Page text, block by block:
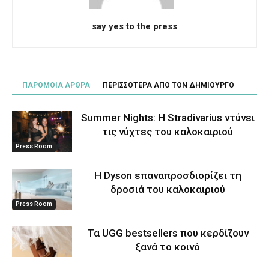
say yes to the press
ΠΑΡΟΜΟΙΑ ΑΡΘΡΑ ΠΕΡΙΣΣΟΤΕΡΑ ΑΠΟ ΤΟΝ ΔΗΜΙΟΥΡΓΟ
Press Room
Summer Nights: Η Stradivarius ντύνει
τις νύχτες του καλοκαιριού
Press Room
Η Dyson επαναπροσδιορίζει τη
δροσιά του καλοκαιριού
Τα UGG bestsellers που κερδίζουν
ξανά το κοινό